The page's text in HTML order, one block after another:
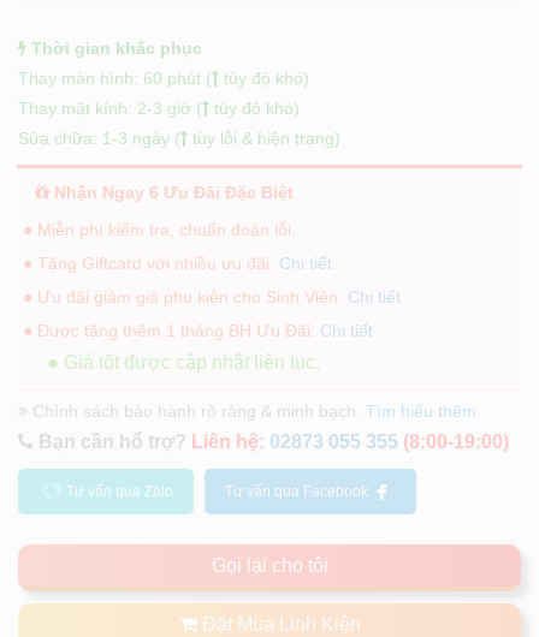
Thời gian khắc phục
Thay màn hình: 60 phút (
tùy độ khó)
Thay mặt kính: 2-3 giờ (
tùy độ khó)
Sửa chữa: 1-3 ngày (
tùy lỗi & hiện trạng)
Nhận Ngay 6 Ưu Đãi Đặc Biệt
● Miễn phí kiểm tra, chuẩn đoán lỗi.
● Tặng Giftcard với nhiều ưu đãi. Chi tiết
● Ưu đãi giảm giá phụ kiện cho Sinh Viên. Chi tiết
● Được tặng thêm 1 tháng BH Ưu Đãi. Chi tiết
● Giá tốt được cập nhật liên tục.
Chính sách bảo hành rõ ràng & minh bạch. Tìm hiểu thêm
Bạn cần hổ trợ? Liên hệ: 02873 055 355 (8:00-19:00)
Tư vấn qua Zalo Tư vấn qua Facebook
Gọi lại cho tôi
Đặt Mua Linh Kiện